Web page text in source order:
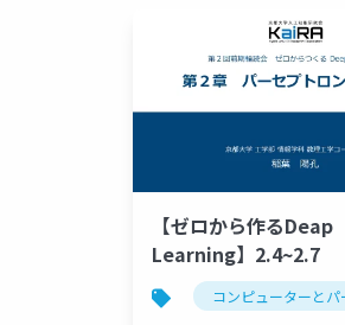
【ゼロから作るDeap
Learning】2.4~2.7
コンピューターとパ